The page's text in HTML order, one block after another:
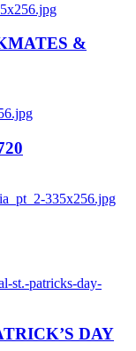
&
335x256.jpg
st.-patricks-day-
DAY